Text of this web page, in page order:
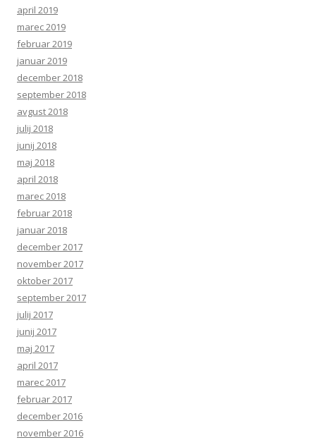
april 2019
marec 2019
februar 2019
januar 2019
december 2018
september 2018
avgust 2018
julij 2018
junij 2018
maj 2018
april 2018
marec 2018
februar 2018
januar 2018
december 2017
november 2017
oktober 2017
september 2017
julij 2017
junij 2017
maj 2017
april 2017
marec 2017
februar 2017
december 2016
november 2016